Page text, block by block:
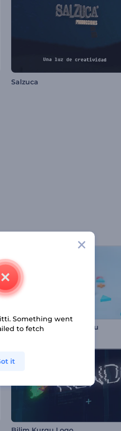
Salzuca
Yuvarlanan Şekil Logosu
Something went
to fetch
it